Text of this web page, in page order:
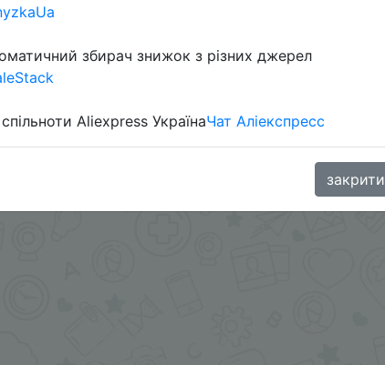
збирач знижок з різних джерел
Aliexpress УкраїнаЧат Аліекспресс
закрити